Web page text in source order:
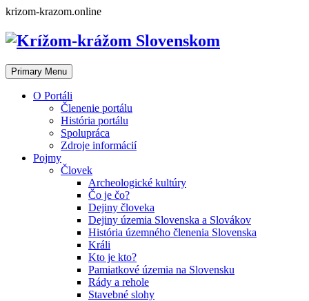
Skip
content
krizom-krazom.online
Primary Menu
O Portáli
Členenie portálu
História portálu
Spolupráca
Zdroje informácií
Pojmy
Človek
Archeologické kultúry
Čo je čo?
Dejiny človeka
Dejiny územia Slovenska a Slovákov
História územného členenia Slovenska
Králi
Kto je kto?
Pamiatkové územia na Slovensku
Rády a rehole
Stavebné slohy